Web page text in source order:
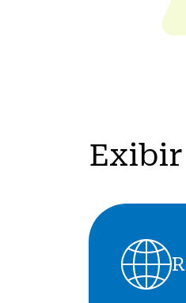
Exibir
Regiões
e
países